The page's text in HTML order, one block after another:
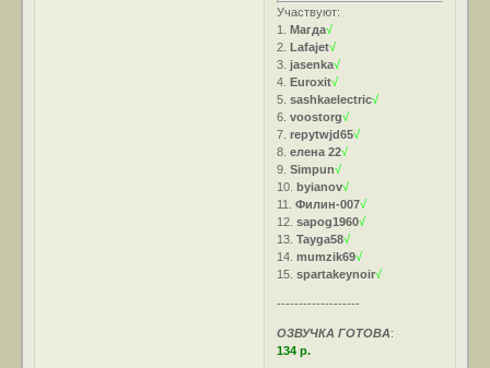
Участвуют:
1.Магда√
2.Lafajet√
3.jasenka√
4.Euroxit√
5.sashkaelectric√
6.voostorg√
7.repytwjd65√
8.елена 22√
9.Simpun√
10.byianov√
11.Филин-007√
12.sapog1960√
13.Tayga58√
14.mumzik69√
15.spartakeynoir√
-------------------
ОЗВУЧКА ГОТОВА:
134 р.